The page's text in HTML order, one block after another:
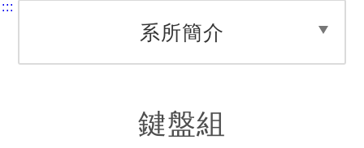
:::
系所簡介
鍵盤組